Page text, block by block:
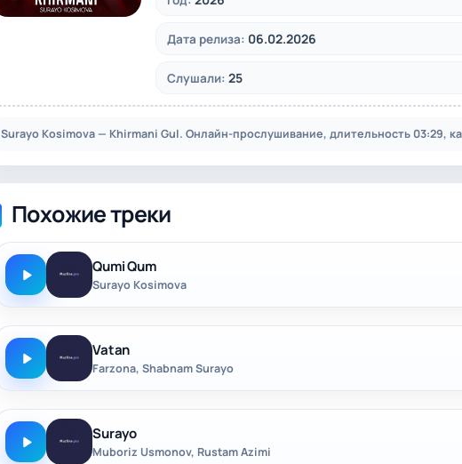
Дата релиза: 06.02.2026
Слушали: 25
Surayo Kosimova — Khirmani Gul. Онлайн-прослушивание, длительность 03:29,
Похожие треки
Qumi Qum
Surayo Kosimova
Vatan
Farzona, Shabnam Surayo
Surayo
Muboriz Usmonov, Rustam Azimi